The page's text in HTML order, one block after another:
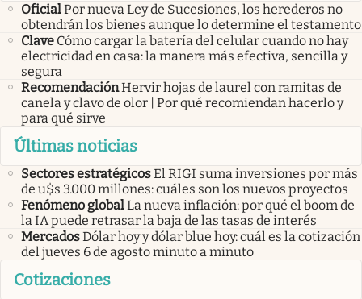
OficialPor nueva Ley de Sucesiones, los herederos no
obtendrán los bienes aunque lo determine el testamento
Clave Cómo cargar la batería del celular cuando no hay
electricidad en casa: la manera más efectiva, sencilla y
segura
RecomendaciónHervir hojas de laurel con ramitas de
canela y clavo de olor | Por qué recomiendan hacerlo y
para qué sirve
Últimas noticias
Sectores estratégicosEl RIGI suma inversiones por más
de u$s 3.000 millones: cuáles son los nuevos proyectos
Fenómeno globalLa nueva inflación: por qué el boom de
la IA puede retrasar la baja de las tasas de interés
MercadosDólar hoy y dólar blue hoy: cuál es la cotización
del jueves 6 de agosto minuto a minuto
Cotizaciones